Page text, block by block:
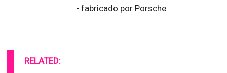
- fabricado por Porsche
RELATED: